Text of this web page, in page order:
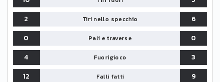
2
Tiri nello specchio
6
0
Pali e traverse
0
4
Fuorigioco
3
12
Falli fatti
9